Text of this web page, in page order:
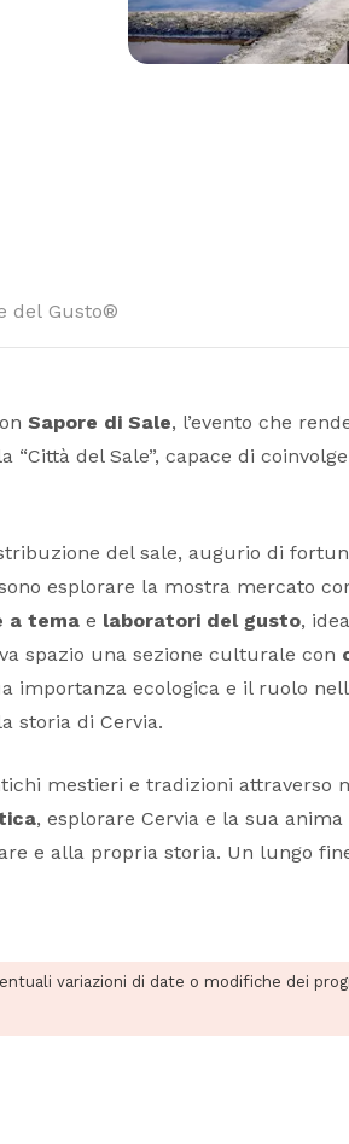
del Gusto®
Sapore di Sale, l’evento che
del Sale”, capace di
del sale, augurio di
esplorare la mostra mercato
a tema e laboratori del gusto,
spazio una sezione culturale con
importanza ecologica e il ruolo
storia di Cervia.
mestieri e tradizioni attraverso
, esplorare Cervia e la sua
e alla propria storia. Un lungo
variazioni di date o modifiche dei